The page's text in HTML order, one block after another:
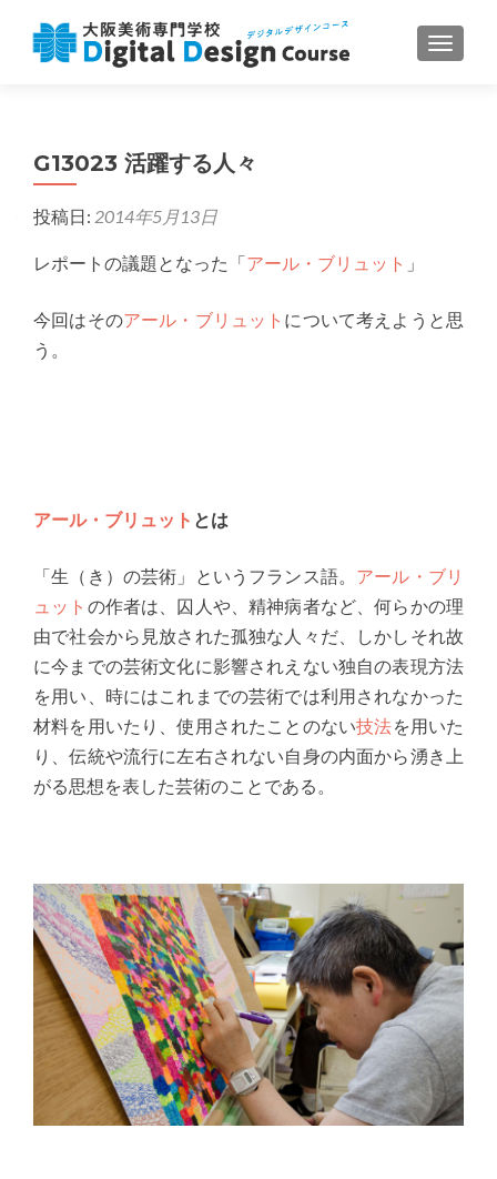
ナビゲ
G13023 活躍する人々
投稿日: 2014年5月13日
レポートの議題となった「アール・ブリュット 」
今回はそのアール・ブリュット について考えようと思
う。
アール・ブリュット とは
「生（き）の芸術」というフランス語。 アール・ブリ
ュット の作者は、囚人や、精神病者など、何らかの理
由で社会から見放された孤独な人々だ、しかしそれ故
に今までの芸術文化に影響されえない独自の表現方法
を用い、時にはこれまでの芸術では利用されなかった
材料を用いたり、使用されたことのない技法を用いた
り、伝統や流行に左右されない自身の内面から湧き上
がる思想を表した芸術のことである。